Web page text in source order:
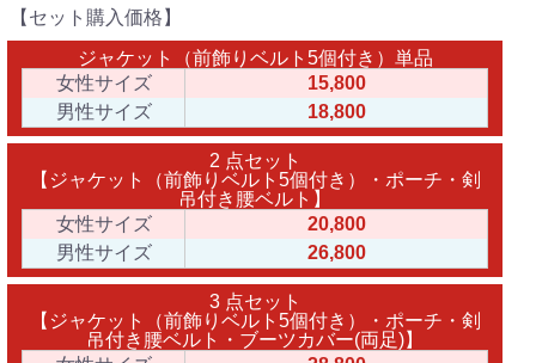
【セット購入価格】
ジャケット（前飾りベルト5個付き）単品
女性サイズ
15,800
男性サイズ
18,800
2 点セット
【ジャケット（前飾りベルト5個付き）・ポーチ・剣
吊付き腰ベルト】
女性サイズ
20,800
男性サイズ
26,800
3 点セット
【ジャケット（前飾りベルト5個付き）・ポーチ・剣
吊付き腰ベルト・ブーツカバー(両足)】